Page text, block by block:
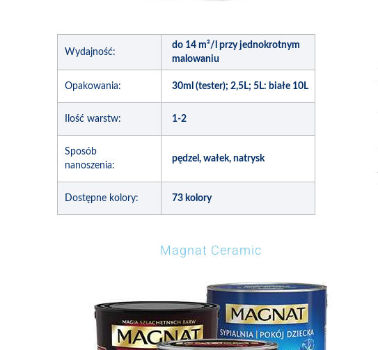
Wydajność:
do 14 m²/l przy jednokrotnym
malowaniu
Opakowania: 30ml (tester); 2,5L; 5L: białe 10L
Ilość warstw: 1-2
Sposób
nanoszenia:
pędzel, wałek, natrysk
Dostępne kolory: 73 kolory
Magnat Ceramic